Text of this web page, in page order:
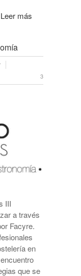
Leer más
3
III
a través
Facyre.
en
que se